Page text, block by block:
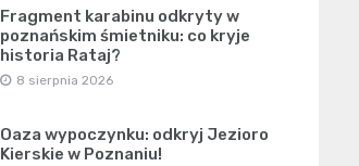
Fragment karabinu odkryty w
poznańskim śmietniku: co kryje
historia Rataj?
8 sierpnia 2026
Oaza wypoczynku: odkryj Jezioro
Kierskie w Poznaniu!